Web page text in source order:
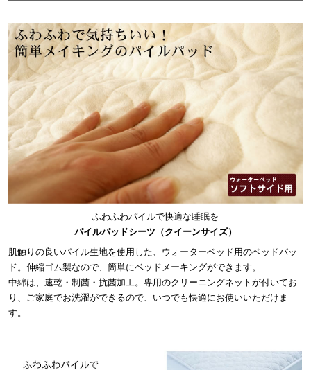
ふわふわパイルで快適な睡眠を
パイルパッドシーツ（クイーンサイズ）
肌触りの良いパイル生地を使用した、ウォーターベッド用のベッドパッ
ド。伸縮ゴム製なので、簡単にベッドメーキングができます。
中綿は、速乾・制菌・抗菌加工。専用のクリーニングネットが付いてお
り、ご家庭でお洗濯ができるので、いつでも快適にお使いいただけま
す。